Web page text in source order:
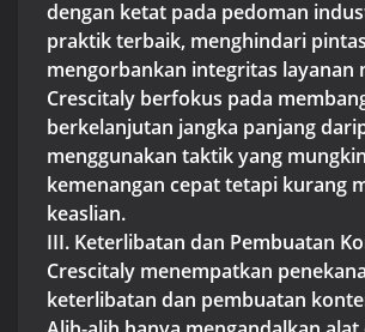
dengan ketat pada pedoman
praktik terbaik, menghindari
mengorbankan integritas layanan
Crescitaly berfokus pada
berkelanjutan jangka panjang
menggunakan taktik yang
kemenangan cepat tetapi kurang
keaslian.
III. Keterlibatan dan Pembuatan
Crescitaly menempatkan
keterlibatan dan pembuatan